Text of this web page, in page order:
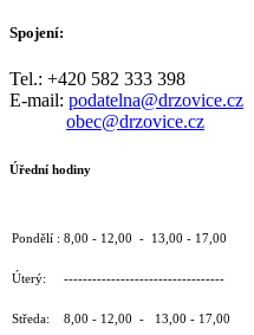
Spojení:
Tel.: +420 582 333 398
E-mail: podatelna@drzovice.cz
obec@drzovice.cz
Úřední hodiny
Pondělí : 8,00 - 12,00 - 13,00 - 17,00
Úterý: ----------------------------------
Středa: 8,00 - 12,00 - 13,00 - 17,00